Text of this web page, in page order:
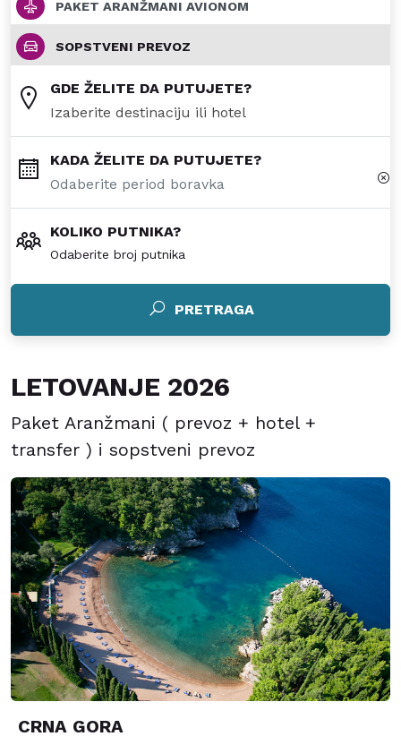
PAKET ARANŽMANI AVIONOM
SOPSTVENI PREVOZ
GDE ŽELITE DA PUTUJETE?
KADA ŽELITE DA PUTUJETE?
KOLIKO PUTNIKA?
Odaberite broj putnika
PRETRAGA
LETOVANJE 2026
Paket Aranžmani ( prevoz + hotel +
transfer ) i sopstveni prevoz
CRNA GORA